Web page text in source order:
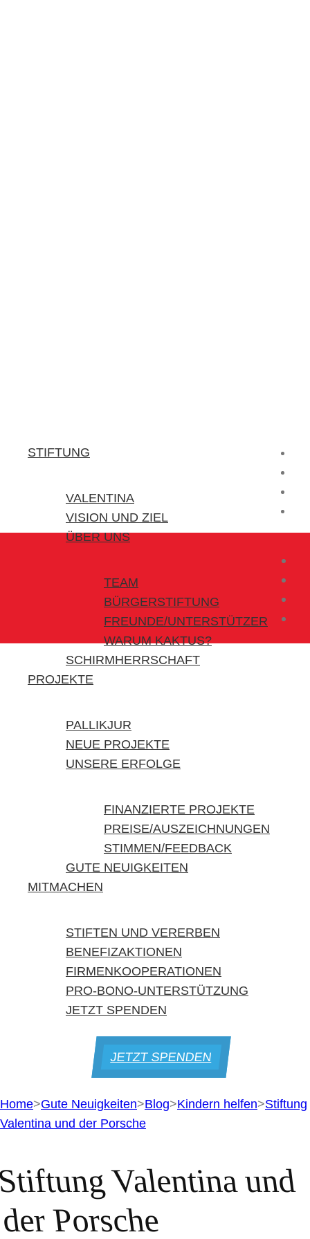
STIFTUNG
VALENTINA
VISION UND ZIEL
ÜBER UNS
TEAM
BÜRGERSTIFTUNG
FREUNDE/UNTERSTÜTZER
WARUM KAKTUS?
SCHIRMHERRSCHAFT
PROJEKTE
PALLIKJUR
NEUE PROJEKTE
UNSERE ERFOLGE
FINANZIERTE PROJEKTE
PREISE/AUSZEICHNUNGEN
STIMMEN/FEEDBACK
GUTE NEUIGKEITEN
MITMACHEN
STIFTEN UND VERERBEN
BENEFIZAKTIONEN
FIRMENKOOPERATIONEN
PRO-BONO-UNTERSTÜTZUNG
JETZT SPENDEN
JETZT SPENDEN
Home>Gute Neuigkeiten>Blog>Kindern helfen>Stiftung
Valentina und der Porsche
Valentina und
der Porsche